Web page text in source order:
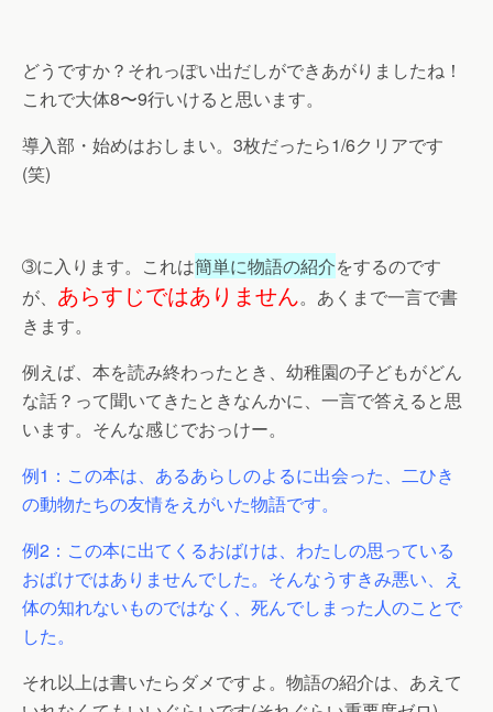
どうですか？それっぽい出だしができあがりましたね！
これで大体8〜9行いけると思います。
導入部・始めはおしまい。3枚だったら1/6クリアです
(笑)
➂に入ります。これは簡単に物語の紹介をするのです
が、 あらすじではありません。あくまで一言で書
きます。
例えば、本を読み終わったとき、幼稚園の子どもがどん
な話？って聞いてきたときなんかに、一言で答えると思
います。そんな感じでおっけー。
例1：この本は、あるあらしのよるに出会った、二ひき
の動物たちの友情をえがいた物語です。
例2：この本に出てくるおばけは、わたしの思っている
おばけではありませんでした。そんなうすきみ悪い、え
体の知れないものではなく、死んでしまった人のことで
した。
それ以上は書いたらダメですよ。物語の紹介は、あえて